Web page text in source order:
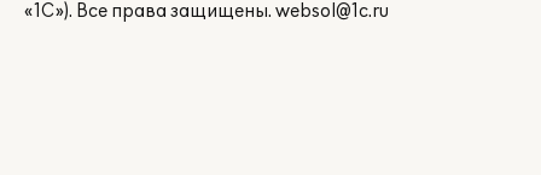
«1С»). Все права защищены. websol@1c.ru